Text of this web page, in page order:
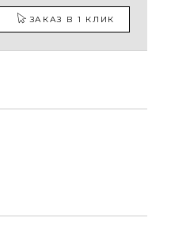
ЗАКАЗ В 1 КЛИК